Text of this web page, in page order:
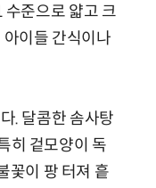
수준으로 얇고 크
이들 간식이나
. 달콤한 솜사탕
히 겉모양이 독
꽃이 팡 터져 흩